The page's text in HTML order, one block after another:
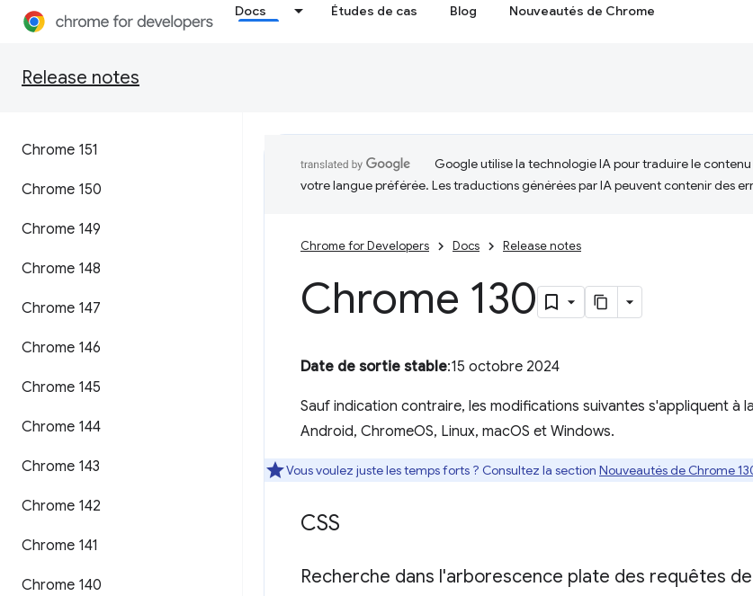
Docs Études de cas Blog Nouveautés de Chrome
Release notes
Chrome 151
Chrome 150
Chrome 149
Chrome 148
Chrome 147
Chrome 146
Chrome 145
Chrome 144
Chrome 143
Chrome 142
Chrome 141
Chrome 140
Google utilise la technologie IA pour traduire le
votre langue préférée. Les traductions générées par IA peuvent contenir des
Chrome for Developers Docs Release notes
Chrome 130
Date de sortie stable:15 octobre 2024
Sauf indication contraire, les modifications suivantes s'appliquent à
Android, ChromeOS, Linux, macOS et Windows.
Vous voulez juste les temps forts ? Consultez la section Nouveautés de Chrome
CSS
Recherche dans l'arborescence plate des requêtes